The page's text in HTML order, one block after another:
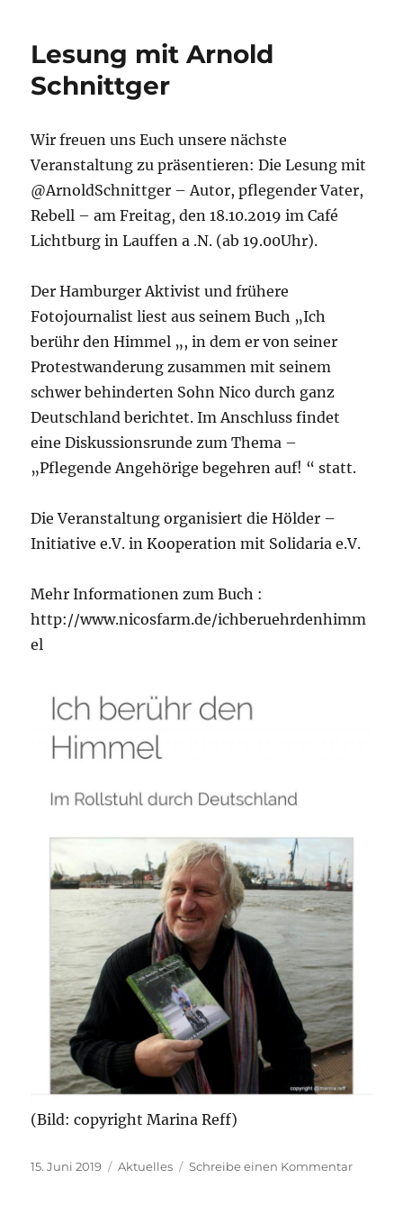
–
FOXG
1
Lesung mit Arnold
Schnittger
Wir freuen uns Euch unsere nächste
Veranstaltung zu präsentieren: Die Lesung mit
@ArnoldSchnittger – Autor, pflegender Vater,
Rebell – am Freitag, den 18.10.2019 im Café
Lichtburg in Lauffen a .N. (ab 19.00Uhr).
Der Hamburger Aktivist und frühere
Fotojournalist liest aus seinem Buch „Ich
berühr den Himmel „, in dem er von seiner
Protestwanderung zusammen mit seinem
schwer behinderten Sohn Nico durch ganz
Deutschland berichtet. Im Anschluss findet
eine Diskussionsrunde zum Thema –
„Pflegende Angehörige begehren auf! “ statt.
Die Veranstaltung organisiert die Hölder –
Initiative e.V. in Kooperation mit Solidaria e.V.
Mehr Informationen zum Buch :
http://www.nicosfarm.de/ichberuehrdenhimm
el
(Bild: copyright Marina Reff)
Veröffentlicht
15. Juni 2019 Kategorien
Aktuelles Schreibe einen Kommentarzu